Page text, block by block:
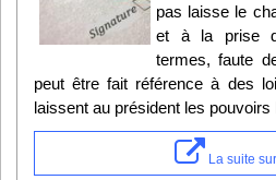
pas laisse le
et à la prise
termes, faute
peut être fait référence à des
laissent au président les pouvoirs
La suite